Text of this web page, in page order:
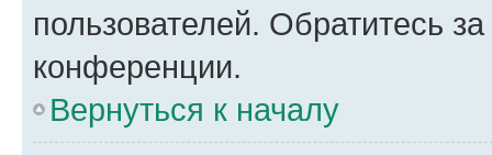
пользователей. Обратитесь
конференции.
Вернуться к началу